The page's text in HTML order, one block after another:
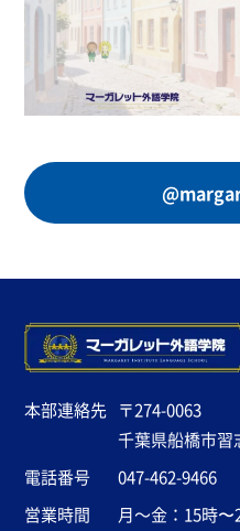
本部連絡先 〒274-0063
千葉県船橋市習
電話番号
047-462-9466
営業時間
月～金：15時〜